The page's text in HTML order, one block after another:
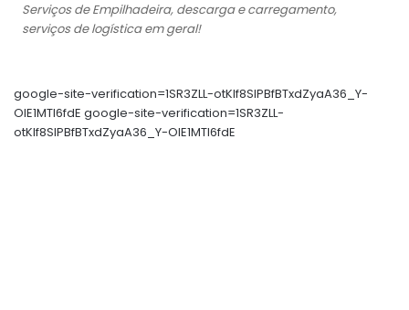
Serviços de Empilhadeira, descarga e carregamento,
serviços de logística em geral!
google-site-verification=1SR3ZLL-otKIf8SlPBfBTxdZyaA36_Y-
OIE1MTl6fdE google-site-verification=1SR3ZLL-
otKIf8SlPBfBTxdZyaA36_Y-OIE1MTl6fdE